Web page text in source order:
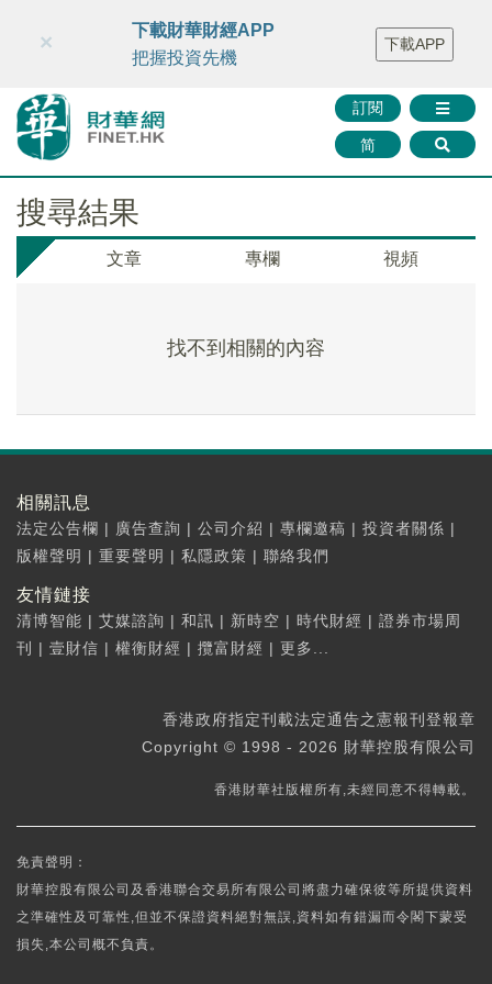
財華智庫網 FINTV FINMETA 財華證券 媒體矩陣
智庫沙龍
聯絡我們
訂閱
简
×
下載財華財經APP
把握投資先機
下載APP
搜尋結果
文章 專欄 視頻
找不到相關的內容
相關訊息
法定公告欄 | 廣告查詢 | 公司介紹 | 專欄邀稿 | 投資者關係 |
版權聲明 | 重要聲明 | 私隱政策 | 聯絡我們
友情鏈接
清博智能 | 艾媒諮詢 | 和訊 | 新時空 | 時代財經 | 證券市場周
刊
| 壹財信 | 權衡財經 | 攬富財經 | 更多...
香港政府指定刊載法定通告之憲報刊登報章
Copyright © 1998 - 2026 財華控股有限公司
香港財華社版權所有,未經同意不得轉載。
免責聲明：
財華控股有限公司及香港聯合交易所有限公司將盡力確保彼等所提供資料
之準確性及可靠性,但並不保證資料絕對無誤,資料如有錯漏而令閣下蒙受
損失,本公司概不負責。